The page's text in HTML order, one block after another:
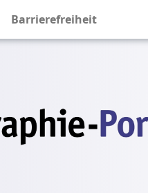
Barrierefreiheit